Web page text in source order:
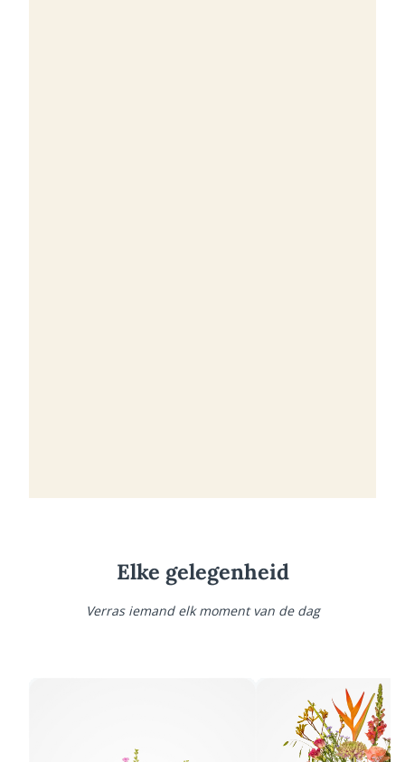
Elke gelegenheid
Verras iemand elk moment van de dag